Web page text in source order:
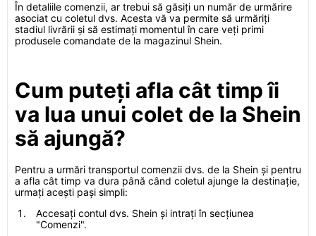
În detaliile comenzii, ar trebui să găsiți un număr de urmărire
asociat cu coletul dvs. Acesta vă va permite să urmăriți
stadiul livrării și să estimați momentul în care veți primi
produsele comandate de la magazinul Shein.
Cum puteți afla cât timp îi
va lua unui colet de la Shein
să ajungă?
Pentru a urmări transportul comenzii dvs. de la Shein și pentru
a afla cât timp va dura până când coletul ajunge la destinație,
urmați acești pași simpli:
Accesați contul dvs. Shein și intrați în secțiunea
"Comenzi".